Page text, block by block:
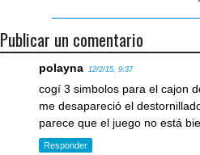
Publicar un comentario
polayna 12/2/15, 9:37
cogí 3 simbolos para el cajon
me desapareció el
parece que el juego no está
Responder